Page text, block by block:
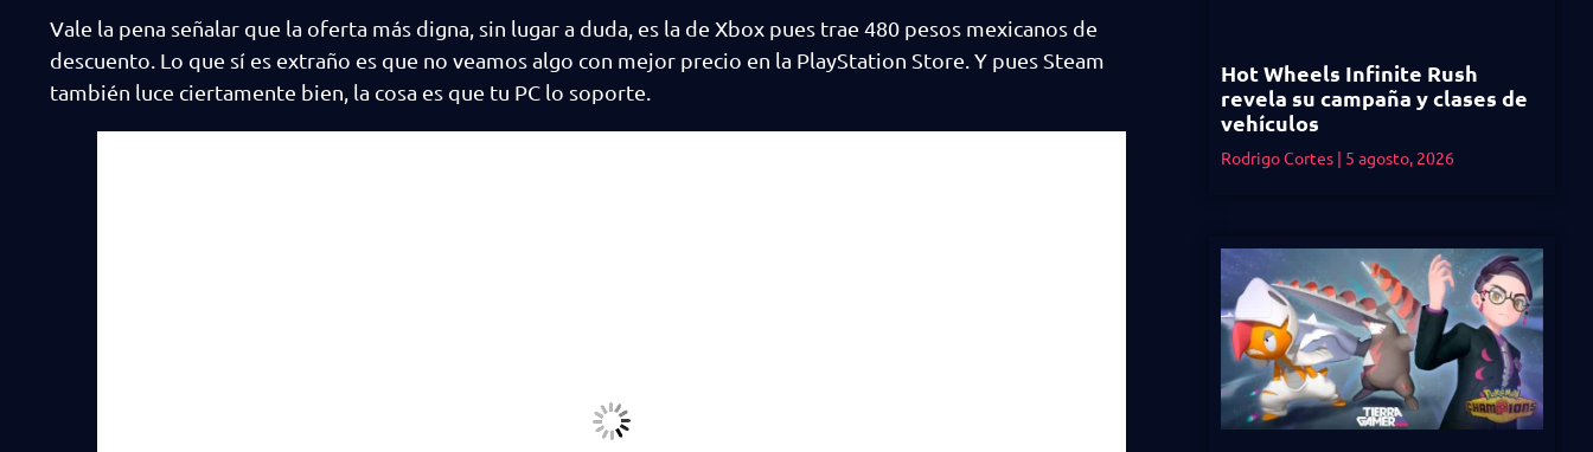
Vale la pena señalar que la oferta más digna, sin lugar a duda, es la de Xbox pues trae 480 pesos mexicanos de
descuento. Lo que sí es extraño es que no veamos algo con mejor precio en la PlayStation Store. Y pues Steam
también luce ciertamente bien, la cosa es que tu PC lo soporte.
Hot Wheels Infinite Rush
revela su campaña y clases de
vehículos
Rodrigo Cortes 5 agosto, 2026